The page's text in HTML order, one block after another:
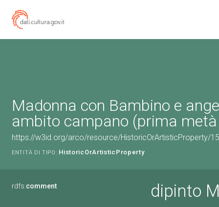
Madonna con Bambino e
ambito campano (prima metà
https://w3id.org/arco/resource/HistoricOrArtisticProperty/
ENTITÀ DI TIPO: HistoricOrArtisticProperty
rdfs:comment dipinto